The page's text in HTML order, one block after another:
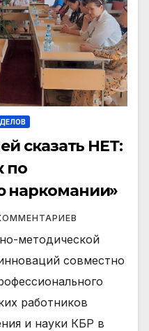
сказать НЕТ:
по
наркомании»
методической
совместно
работников
и науки КБР в